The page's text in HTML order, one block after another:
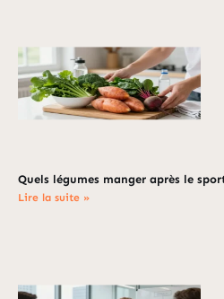
Quels légumes manger après le
Lire la suite »